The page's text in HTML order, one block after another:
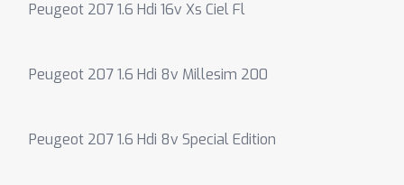
Peugeot 207 1.6 Hdi 16v Xs Ciel Fl
Peugeot 207 1.6 Hdi 8v Millesim 200
Peugeot 207 1.6 Hdi 8v Special Edition